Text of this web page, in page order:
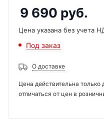
9 690 руб.
Цена указана без учета
Под заказ
О доставке
Цена действительна
отличаться от цен в